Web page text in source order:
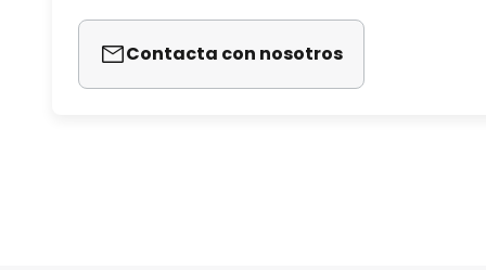
Contacta con nosotros